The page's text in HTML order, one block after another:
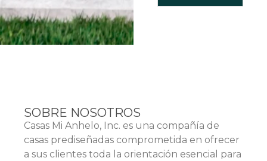
SOBRE NOSOTROS
Casas Mi Anhelo, Inc. es una compañía de
casas prediseñadas comprometida en ofrecer
a sus clientes toda la orientación esencial para